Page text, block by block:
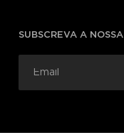
SUBSCREVA A NOSSA